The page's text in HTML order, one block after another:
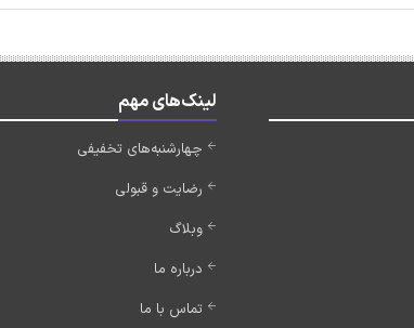
لینک‌های مهم
چهارشنبه‌های تخفیفی
رضایت و قبولی
وبلاگ
درباره ما
تماس با ما